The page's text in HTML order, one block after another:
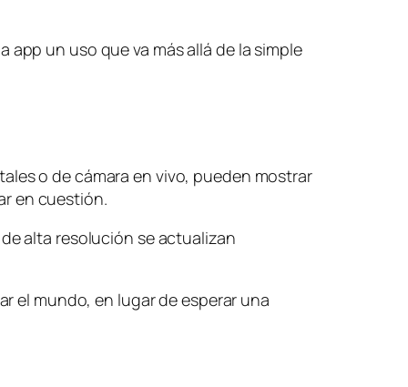
un uso que va más allá de la simple
o de cámara en vivo, pueden mostrar
en cuestión.
alta resolución se actualizan
el mundo, en lugar de esperar una